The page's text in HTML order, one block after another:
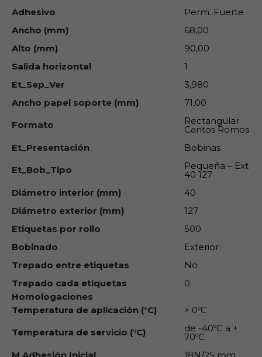
Adhesivo
Perm. Fuerte
Ancho (mm)
68,00
Alto (mm)
90,00
Salida horizontal
1
Et_Sep_Ver
3,980
Ancho papel soporte (mm)
71,00
Formato
Rectangular
Cantos Romos
Et_Presentación
Bobinas
Et_Bob_Tipo
Pequeña – Ext
40 127
Diámetro interior (mm)
40
Diámetro exterior (mm)
127
Etiquetas por rollo
500
Bobinado
Exterior
Trepado entre etiquetas
No
Trepado cada etiquetas
0
Homologaciones
Temperatura de aplicación (°C)
> 0ºC
Temperatura de servicio (°C)
de -40ºC a +
70ºC